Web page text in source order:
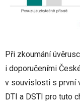
Při zkoumání
i doporučeními
v souvislosti s první
DTI a DSTI pro tuto